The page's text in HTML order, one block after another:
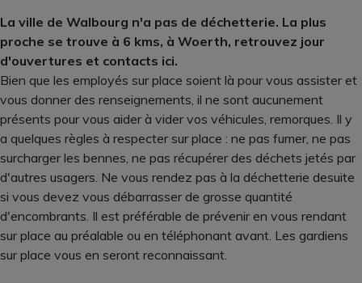
La ville de Walbourg n'a pas de déchetterie. La plus
proche se trouve à 6 kms, à Woerth, retrouvez jour
d'ouvertures et contacts ici.
Bien que les employés sur place soient là pour vous assister et
vous donner des renseignements, il ne sont aucunement
présents pour vous aider à vider vos véhicules, remorques. Il y
a quelques règles à respecter sur place : ne pas fumer, ne pas
surcharger les bennes, ne pas récupérer des déchets jetés par
d'autres usagers. Ne vous rendez pas à la déchetterie desuite
si vous devez vous débarrasser de grosse quantité
d'encombrants. Il est préférable de prévenir en vous rendant
sur place au préalable ou en téléphonant avant. Les gardiens
sur place vous en seront reconnaissant.